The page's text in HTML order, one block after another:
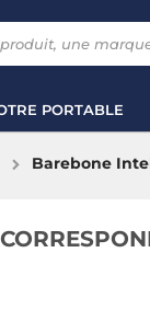
PORTABLE
Barebone